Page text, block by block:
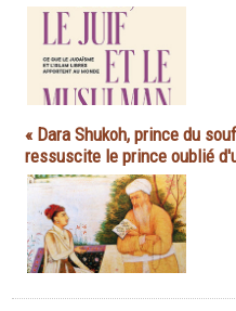
« Dara Shukoh, prince du
ressuscite le prince oublié